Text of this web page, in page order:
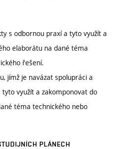
s odbornou praxí a tyto využít a
elaborátu na dané téma
řešení.
jímž je navázat spolupráci a
využít a zakomponovat do
téma technického nebo
PLÁNECH